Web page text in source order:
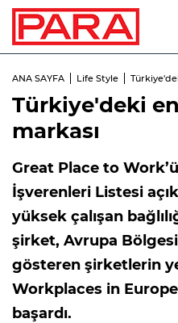
ANA SAYFA Life Style
Türkiye'deki
markası
Great Place to
İşverenleri Listesi
yüksek çalışan
şirket, Avrupa
gösteren şirketlerin
Workplaces in
başardı.